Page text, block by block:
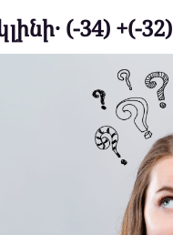
(-34) +(-32)